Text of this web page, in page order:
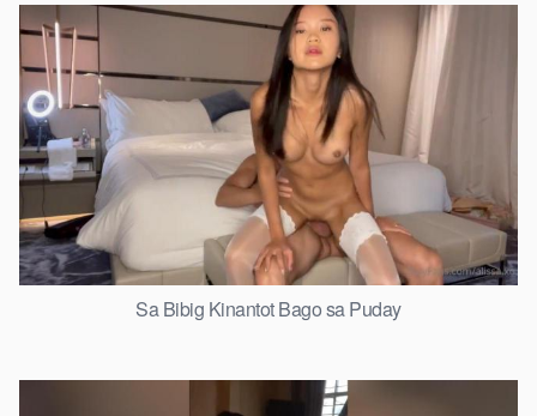
Sa Bibig Kinantot Bago sa Puday